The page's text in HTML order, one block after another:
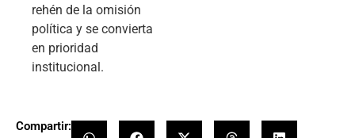
rehén de la omisión
política y se convierta
en prioridad
institucional.
Compartir: